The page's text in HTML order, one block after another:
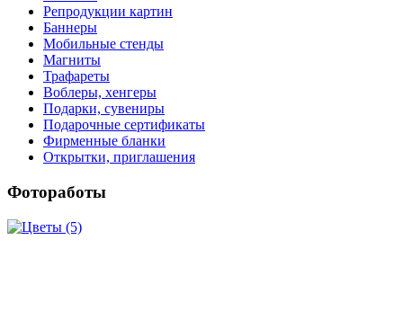
Репродукции картин
Баннеры
Мобильные стенды
Магниты
Трафареты
Воблеры, хенгеры
Подарки, сувениры
Подарочные сертификаты
Фирменные бланки
Открытки, приглашения
Фотоработы